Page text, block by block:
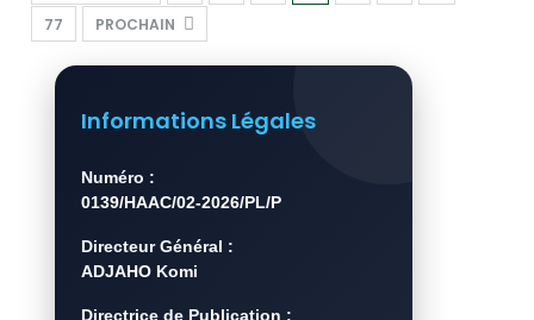
77
PROCHAIN
Informations Légales
Numéro :
0139/HAAC/02-2026/PL/P
Directeur Général :
ADJAHO Komi
Directrice de Publication :